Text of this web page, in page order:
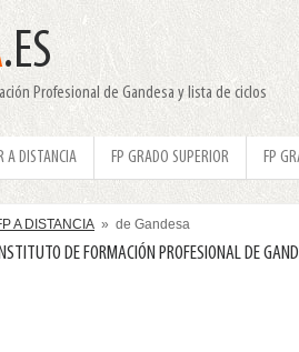
.ES
Profesional de Gandesa y lista de ciclos
A DISTANCIA FP GRADO SUPERIOR FP
A DISTANCIA » de Gandesa
DE FORMACIÓN PROFESIONAL DE